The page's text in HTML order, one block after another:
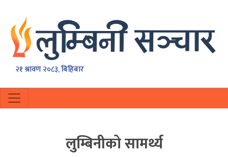
२१ श्रावण २०८३, बिहिबार
लुम्बिनीको सामर्थ्य